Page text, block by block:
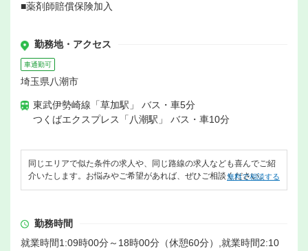
■薬剤師賠償保険加入
勤務地・アクセス
車通勤可
埼玉県八潮市
東武伊勢崎線「草加駅」 バス・車5分
つくばエクスプレス「八潮駅」 バス・車10分
同じエリアで似た条件の求人や、同じ路線の求人なども喜んでご紹
介いたします。お悩みやご希望があれば、ぜひご相談ください。
無料で相談する
勤務時間
就業時間1:09時00分～18時00分（休憩60分）,就業時間2:10